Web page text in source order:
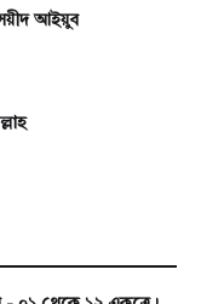
আইয়ুব